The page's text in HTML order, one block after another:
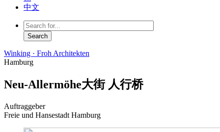
中文
Winking · Froh Architekten
Hamburg
Neu-Allermöhe大街 人行桥
Auftraggeber
Freie und Hansestadt Hamburg